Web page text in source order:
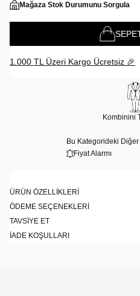
Mağaza Stok Durumunu Sorgula
1.000 TL Üzeri Kargo Ücretsiz 🎉
Kombinini
Bu Kategorideki Diğer
Fiyat Alarmı
ÜRÜN ÖZELLIKLERI
ÖDEME SEÇENEKLERI
TAVSIYE ET
İADE KOŞULLARI